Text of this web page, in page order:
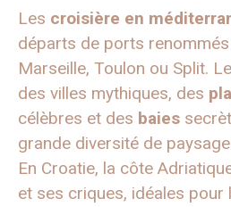
Les croisière en
départs de ports
Marseille, Toulon ou Split.
des villes mythiques, des
célèbres et des baies
grande diversité de
En Croatie, la côte
et ses criques, idéales pour